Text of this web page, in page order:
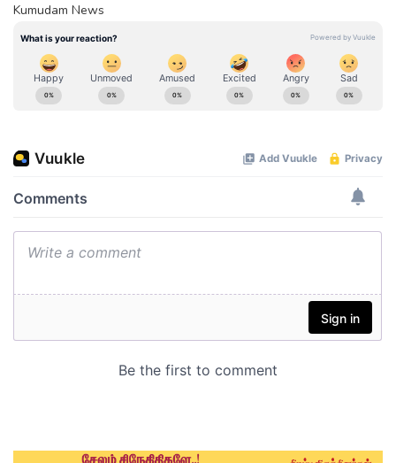
Kumudam News